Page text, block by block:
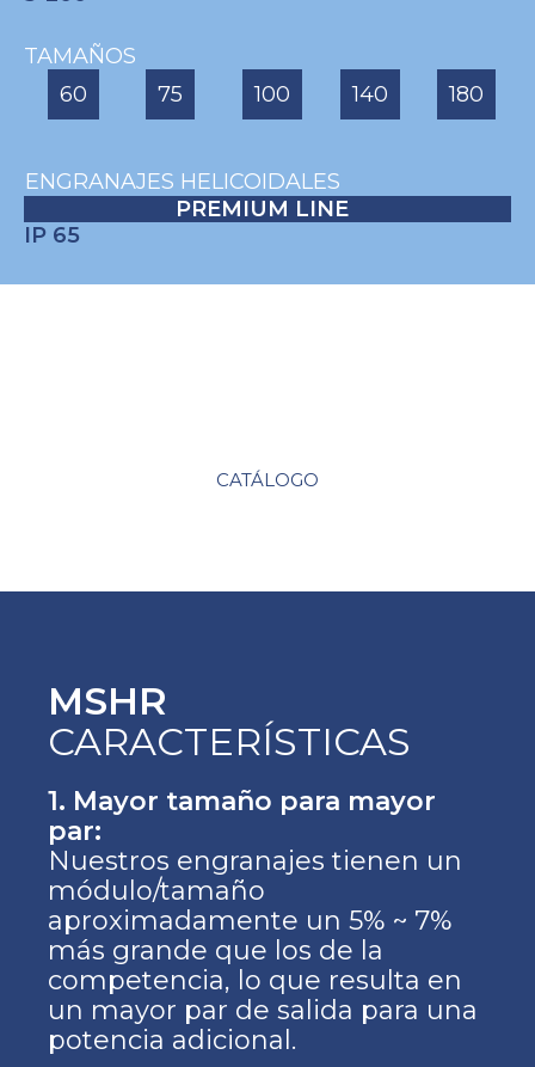
TAMAÑOS
60
75 100 140 180
ENGRANAJES HELICOIDALES
PREMIUM LINE
IP 65
CATÁLOGO
MSHR
CARACTERÍSTICAS
1. Mayor tamaño para mayor
par:
Nuestros engranajes tienen un
módulo/tamaño
aproximadamente un 5% ~ 7%
más grande que los de la
competencia, lo que resulta en
un mayor par de salida para una
potencia adicional.